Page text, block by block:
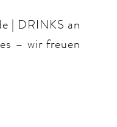
| DRINKS an
– wir freuen